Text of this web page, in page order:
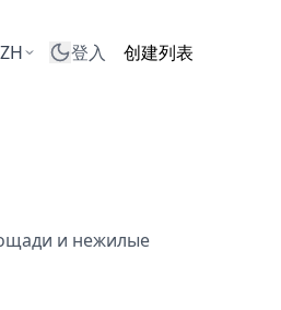
ZH 登入 创建列表
и нежилые